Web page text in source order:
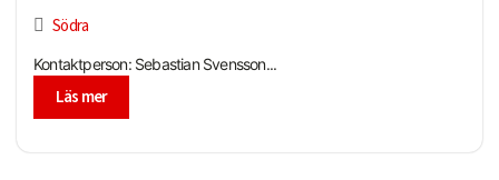
Södra
Kontaktperson: Sebastian Svensson...
Läs mer